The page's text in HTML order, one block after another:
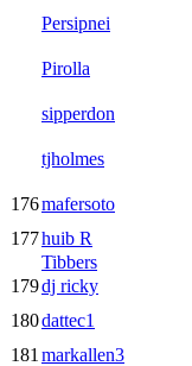
Persipnei
Pirolla
sipperdon
tjholmes
176mafersoto
177huib R
Tibbers
179dj ricky
180dattec1
181 markallen3